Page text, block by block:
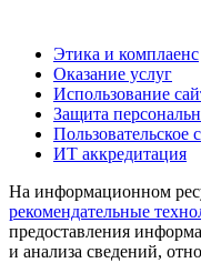
Этика и комплаенс
Оказание услуг
Использование
Защита
Пользовательское
ИТ аккредитация
На информационном
рекомендательные
предоставления
и анализа сведений,